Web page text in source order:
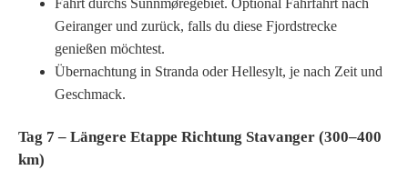
Geiranger und zurück, falls du diese Fjordstrecke
genießen möchtest.
Übernachtung in Stranda oder Hellesylt, je nach Zeit und
Geschmack.
Tag 7 – Längere Etappe Richtung Stavanger (300–400
km)